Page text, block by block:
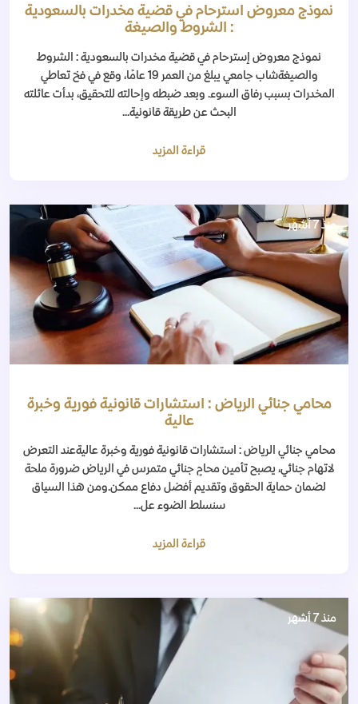
نموذج معروض استرحام في قضية مخدرات بالسعودية
: الشروط والصيغة
نموذج معروض إسترحام في قضية مخدرات بالسعودية : الشروط
والصيغةشاب جامعي يبلغ من العمر 19 عامًا، وقع في فخ تعاطي
المخدرات بسبب رفاق السوء. وبعد ضبطه وإحالته للتحقيق، بدأت عائلته
البحث عن طريقة قانونية...
قراءة المزيد
منذ 7 أشهر
محامي جنائي الرياض : استشارات قانونية فورية وخبرة
عالية
محامي جنائي الرياض : استشارات قانونية فورية وخبرة عاليةعند التعرض
لاتهام جنائي، يصبح تأمين محامٍ جنائي متمرس في الرياض ضرورة ملحة
لضمان حماية الحقوق وتقديم أفضل دفاع ممكن.ومن هذا السياق
سنسلط الضوء عل...
قراءة المزيد
منذ 7 أشهر